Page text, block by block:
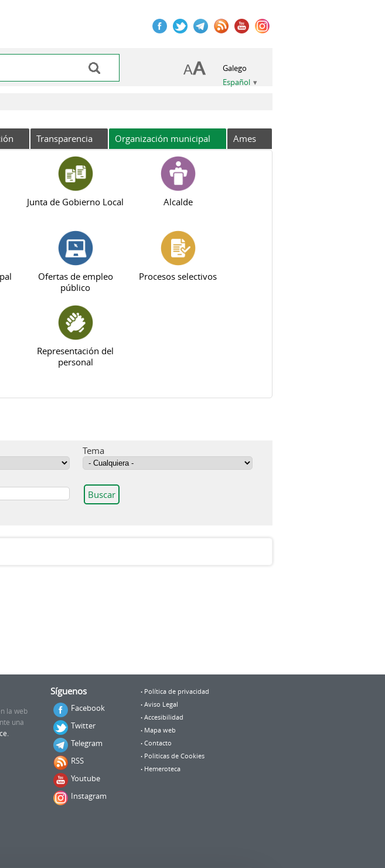
búsqueda
Galego
Español
Transparencia Organización municipal Ames
Junta de Gobierno Local Alcalde
Ofertas de empleo
público
Procesos selectivos
Representación del
personal
Tema
la web
una
Síguenos
Facebook
Twitter
Telegram
RSS
Youtube
Instagram
Política de privacidad
Aviso Legal
Accesibilidad
Mapa web
Contacto
Politicas de Cookies
Hemeroteca